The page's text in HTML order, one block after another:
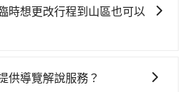
輛小黃了，苗栗縣少部分小黃司
外地人便漫天喊價或恣意繞
額外負擔60元車資，而且更會
倍之多。如果當天或隔天也要原
營處所在的屏東縣的計程車更
先上網預約，以免當場被坑受
收到簡訊以及電子郵件確認
而司機與車輛的詳細資料，將
低價，如臨時需要，前一天傍
攬生意，這不僅是違法可能被
外後保險公司更是不會提供任
機、使用的車輛以及配合的車
時想更改行程到山區也可以
線是否超過海拔1500公尺來進
供導覽解說服務？